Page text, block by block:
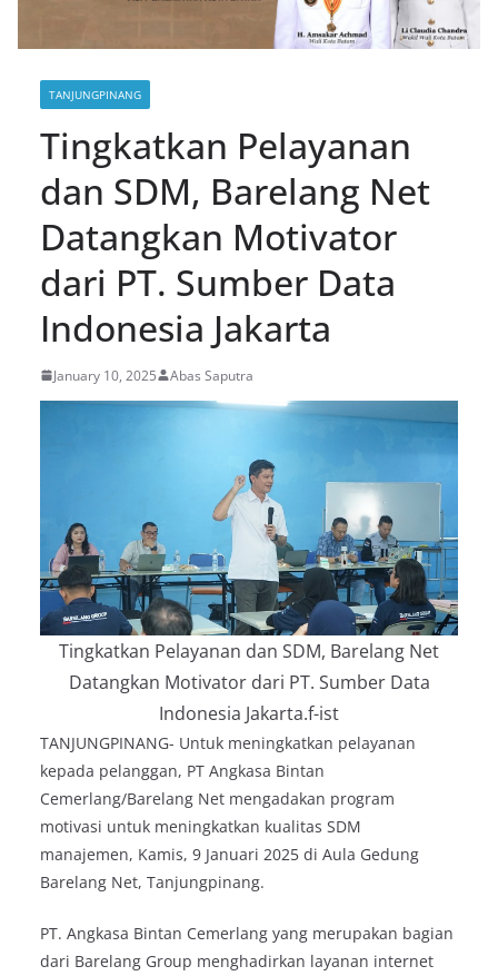
TANJUNGPINANG
Tingkatkan Pelayanan
dan SDM, Barelang Net
Datangkan Motivator
dari PT. Sumber Data
Indonesia Jakarta
January 10, 2025 Abas Saputra
Tingkatkan Pelayanan dan SDM, Barelang Net
Datangkan Motivator dari PT. Sumber Data
Indonesia Jakarta.f-ist
TANJUNGPINANG- Untuk meningkatkan pelayanan
kepada pelanggan, PT Angkasa Bintan
Cemerlang/Barelang Net mengadakan program
motivasi untuk meningkatkan kualitas SDM
manajemen, Kamis, 9 Januari 2025 di Aula Gedung
Barelang Net, Tanjungpinang.
PT. Angkasa Bintan Cemerlang yang merupakan bagian
dari Barelang Group menghadirkan layanan internet